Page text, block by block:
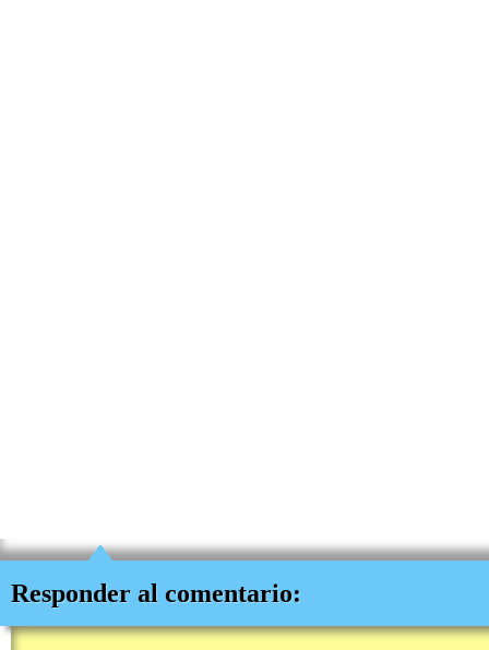
Responder al comentario: